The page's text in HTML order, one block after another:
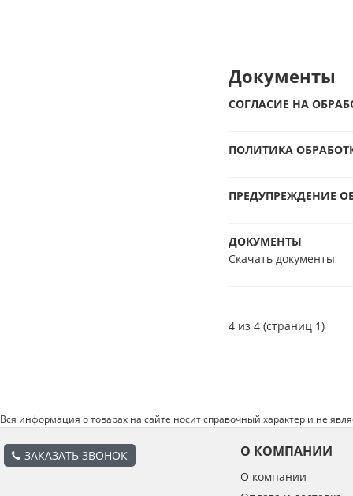
Документы
СОГЛАСИЕ НА
ПОЛИТИКА
ПРЕДУПРЕЖДЕНИЕ
ДОКУМЕНТЫ
Скачать документы
4 из 4 (страниц 1)
Вся информация о товарах на сайте носит справочный характер и не
ЗАКАЗАТЬ ЗВОНОК О КОМПАНИИ
О компании